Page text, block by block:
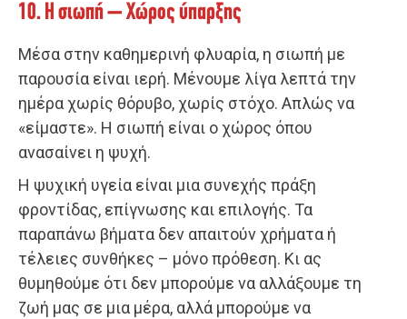
10. Η σιωπή – Χώρος ύπαρξης
Μέσα στην καθημερινή φλυαρία, η σιωπή με
παρουσία είναι ιερή. Μένουμε λίγα λεπτά την
ημέρα χωρίς θόρυβο, χωρίς στόχο. Απλώς να
«είμαστε». Η σιωπή είναι ο χώρος όπου
ανασαίνει η ψυχή.
Η ψυχική υγεία είναι μια συνεχής πράξη
φροντίδας, επίγνωσης και επιλογής. Τα
παραπάνω βήματα δεν απαιτούν χρήματα ή
τέλειες συνθήκες – μόνο πρόθεση. Κι ας
θυμηθούμε ότι δεν μπορούμε να αλλάξουμε τη
ζωή μας σε μια μέρα, αλλά μπορούμε να